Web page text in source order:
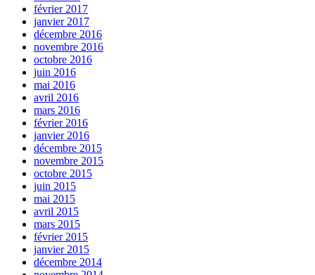
février 2017
janvier 2017
décembre 2016
novembre 2016
octobre 2016
juin 2016
mai 2016
avril 2016
mars 2016
février 2016
janvier 2016
décembre 2015
novembre 2015
octobre 2015
juin 2015
mai 2015
avril 2015
mars 2015
février 2015
janvier 2015
décembre 2014